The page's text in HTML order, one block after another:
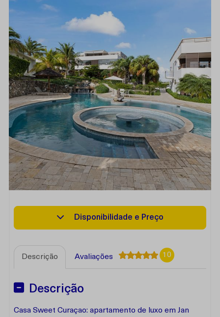
Disponibilidade e Preço
Descrição Avaliações 10
Descrição
Casa Sweet Curaçao: apartamento de luxo em Jan